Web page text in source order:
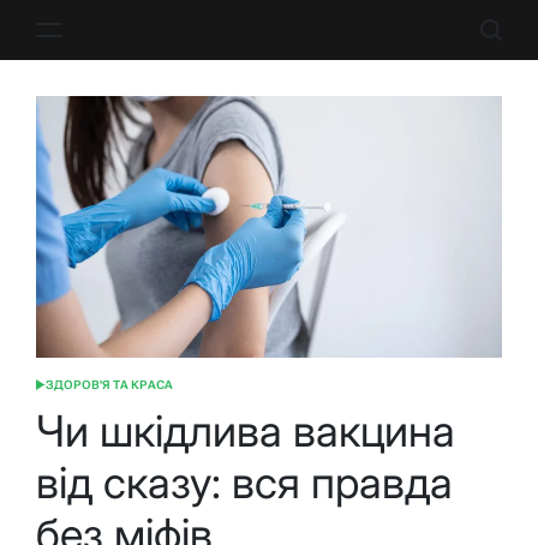
ОПУБЛІКУВАТИ
ЗДОРОВ'Я ТА КРАСА
Чи шкідлива вакцина
від сказу: вся правда